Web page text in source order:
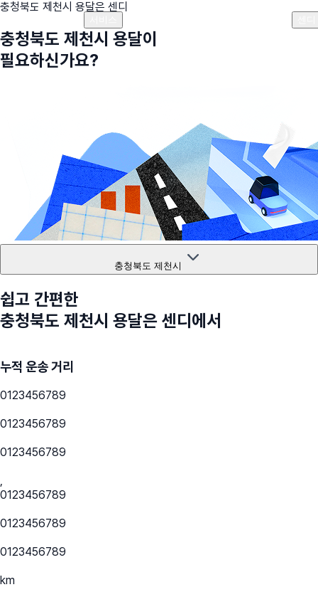
충청북도 제천시 용달은 센디
충청북도 제천시 용달이
필요하신가요?
충청북도 제천시
쉽고 간편한
충청북도 제천시 용달은 센디에서
누적 운송 거리
0123456789
0123456789
0123456789
,
0123456789
0123456789
0123456789
km